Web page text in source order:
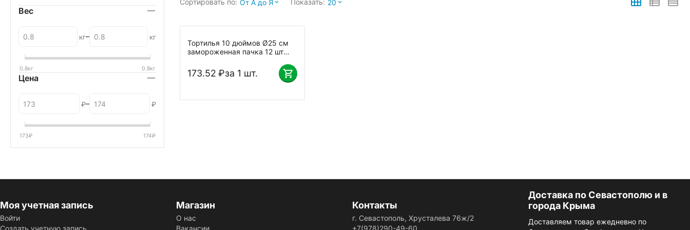
Сортировать по: От А до Я Показать: 20
Тортилья 10 дюймов Ø25 см
замороженная пачка 12 шт
173.52 ₽за 1 шт.
Вес
кг– кг
0.8кг 0.8кг
Цена
₽– ₽
173₽ 174₽
Моя учетная запись
Войти
Создать учетную запись
Магазин
О нас
Вакансии
Контакты
г. Севастополь, Хрусталева 76ж/2
+7(978)290-49-60
Доставка по Севастополю и в
города Крыма
Доставляем товар ежедневно по